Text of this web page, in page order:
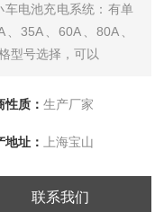
车电池充电系统：有单
35A、60A、80A、
型号选择，可以
性质： 生产厂家
地址： 上海宝山
联系我们